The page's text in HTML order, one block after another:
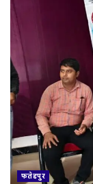
फतेहपुर